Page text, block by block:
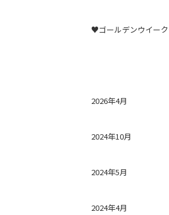
2026年4月
2024年10月
2024年5月
2024年4月